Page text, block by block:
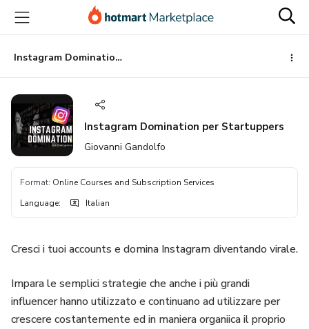
main
content
Instagram Domination per Startuppers
Instagram Domination per Startuppers
Giovanni Gandolfo
Format: Online Courses and Subscription Services
Language: Italian
Cresci i tuoi accounts e domina Instagram diventando virale.
Impara le semplici strategie che anche i più grandi
influencer hanno utilizzato e continuano ad utilizzare per
crescere costantemente ed in maniera organiica il proprio